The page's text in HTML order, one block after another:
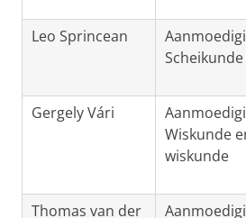
Leo Sprincean
Scheikunde
Gergely Vári
Wiskunde
wiskunde
Thomas van der